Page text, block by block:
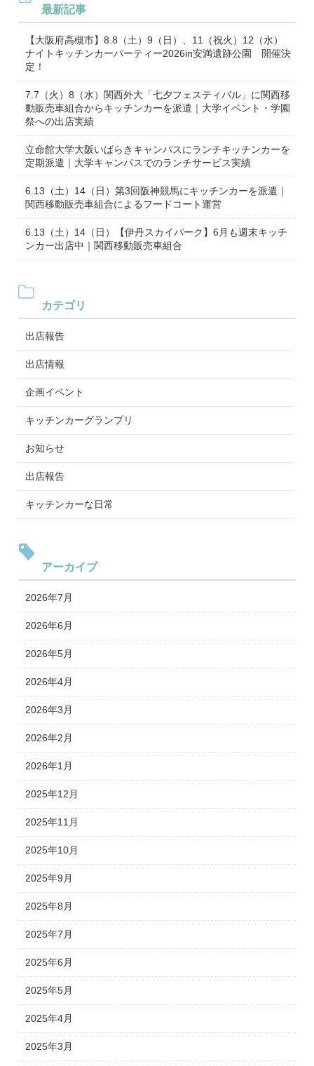
最新記事
【大阪府高槻市】8.8（土）9（日）、11（祝火）12（水）
ナイトキッチンカーパーティー2026in安満遺跡公園 開催決
定！
7.7（火）8（水）関西外大「七夕フェスティバル」に関西移
動販売車組合からキッチンカーを派遣｜大学イベント・学園
祭への出店実績
立命館大学大阪いばらきキャンパスにランチキッチンカーを
定期派遣｜大学キャンパスでのランチサービス実績
6.13（土）14（日）第3回阪神競馬にキッチンカーを派遣｜
関西移動販売車組合によるフードコート運営
6.13（土）14（日）【伊丹スカイパーク】6月も週末キッチ
ンカー出店中｜関西移動販売車組合
カテゴリ
出店報告
出店情報
企画イベント
キッチンカーグランプリ
お知らせ
出店報告
キッチンカーな日常
アーカイブ
2026年7月
2026年6月
2026年5月
2026年4月
2026年3月
2026年2月
2026年1月
2025年12月
2025年11月
2025年10月
2025年9月
2025年8月
2025年7月
2025年6月
2025年5月
2025年4月
2025年3月